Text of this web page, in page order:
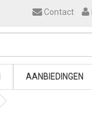
Contact
AANBIEDINGEN